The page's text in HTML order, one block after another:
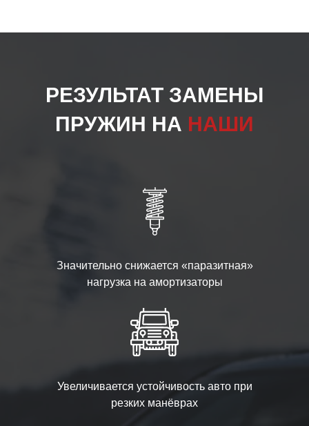
РЕЗУЛЬТАТ ЗАМЕНЫ
ПРУЖИН НА НАШИ
Значительно снижается «паразитная»
нагрузка на амортизаторы
Увеличивается устойчивость авто при
резких манёврах